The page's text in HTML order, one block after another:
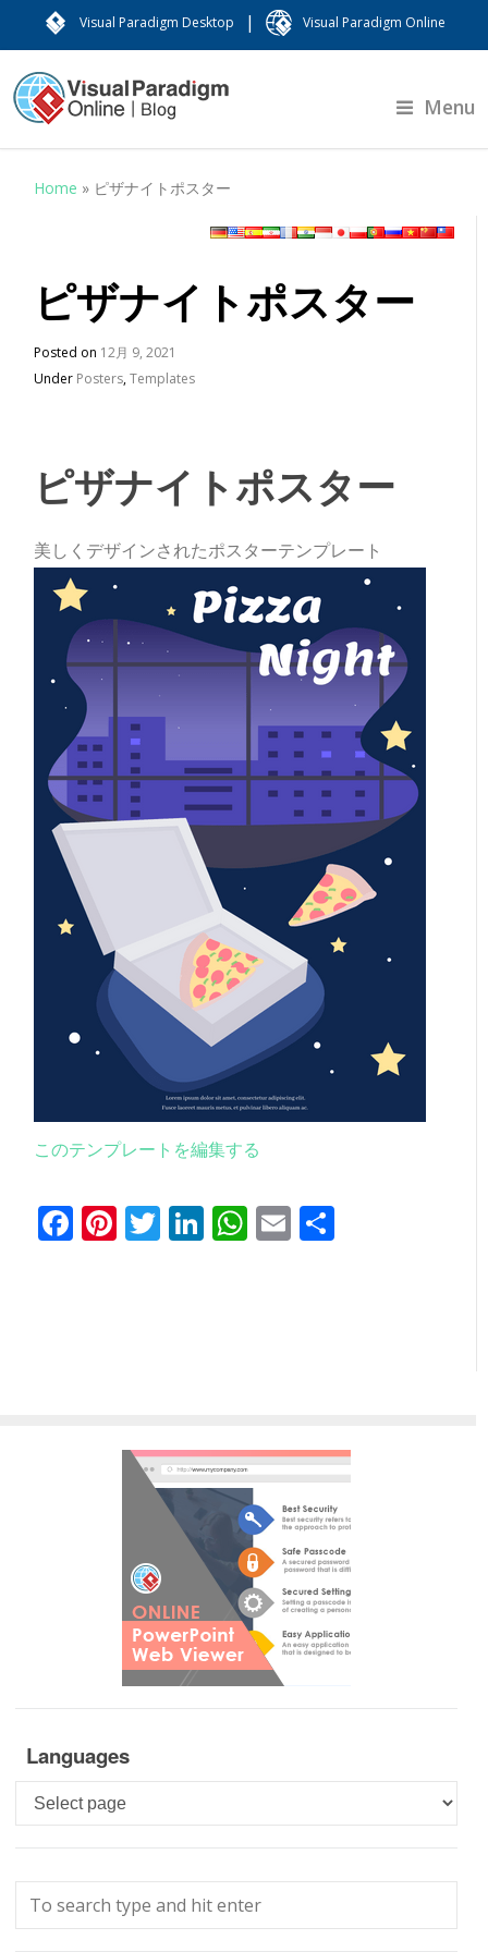
Visual Paradigm Desktop | Visual Paradigm Online
Menu
Home » ピザナイトポスター
ピザナイトポスター
Posted on 12月 9, 2021
Under Posters,Templates
ピザナイトポスター
美しくデザインされたポスターテンプレート
このテンプレートを編集する
Facebook
Pinterest
Twitter
LinkedIn
WhatsApp
Email
Languages
Languages